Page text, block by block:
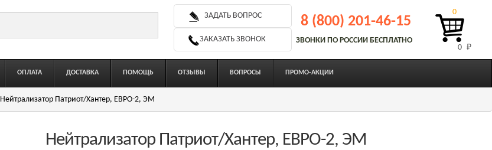
ЗАДАТЬ ВОПРОС
ЗАКАЗАТЬ ЗВОНОК
8 (800) 201-46-15
ЗВОНКИ ПО РОССИИ БЕСПЛАТНО
0 ₽
0
ОПЛАТА ДОСТАВКА ПОМОЩЬ ОТЗЫВЫ ВОПРОСЫ ПРОМО-АКЦИИ
Нейтрализатор Патриот/Хантер, ЕВРО-2, ЭМ
Нейтрализатор Патриот/Хантер, ЕВРО-2, ЭМ